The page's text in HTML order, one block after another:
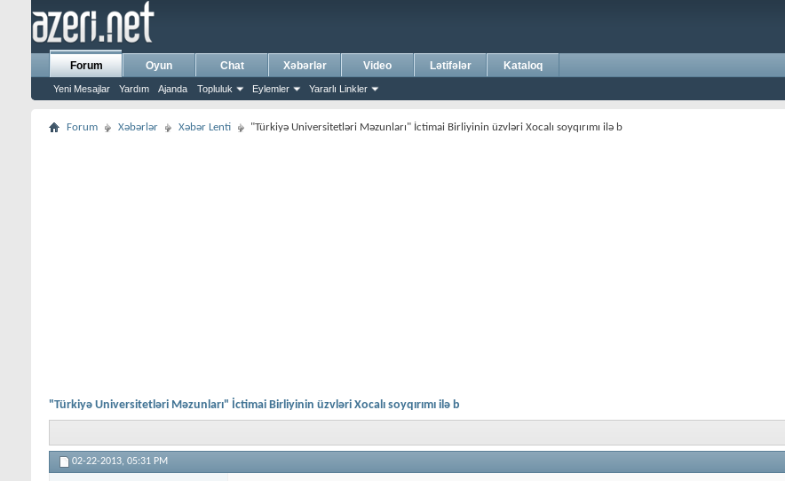
Forum
Yeni Mesajlar Yardım Ajanda Topluluk Eylemler Yararlı Linkler
Oyun Chat Xəbərlər Video Lətifələr Kataloq
Forum Xəbərlər Xəbər Lenti "Türkiyə Universitetləri Məzunları" İctimai Birliyinin üzvləri Xocalı soyqırımı ilə b
"Türkiyə Universitetləri Məzunları" İctimai Birliyinin üzvləri Xocalı soyqırımı ilə b
02-22-2013, 05:31 PM